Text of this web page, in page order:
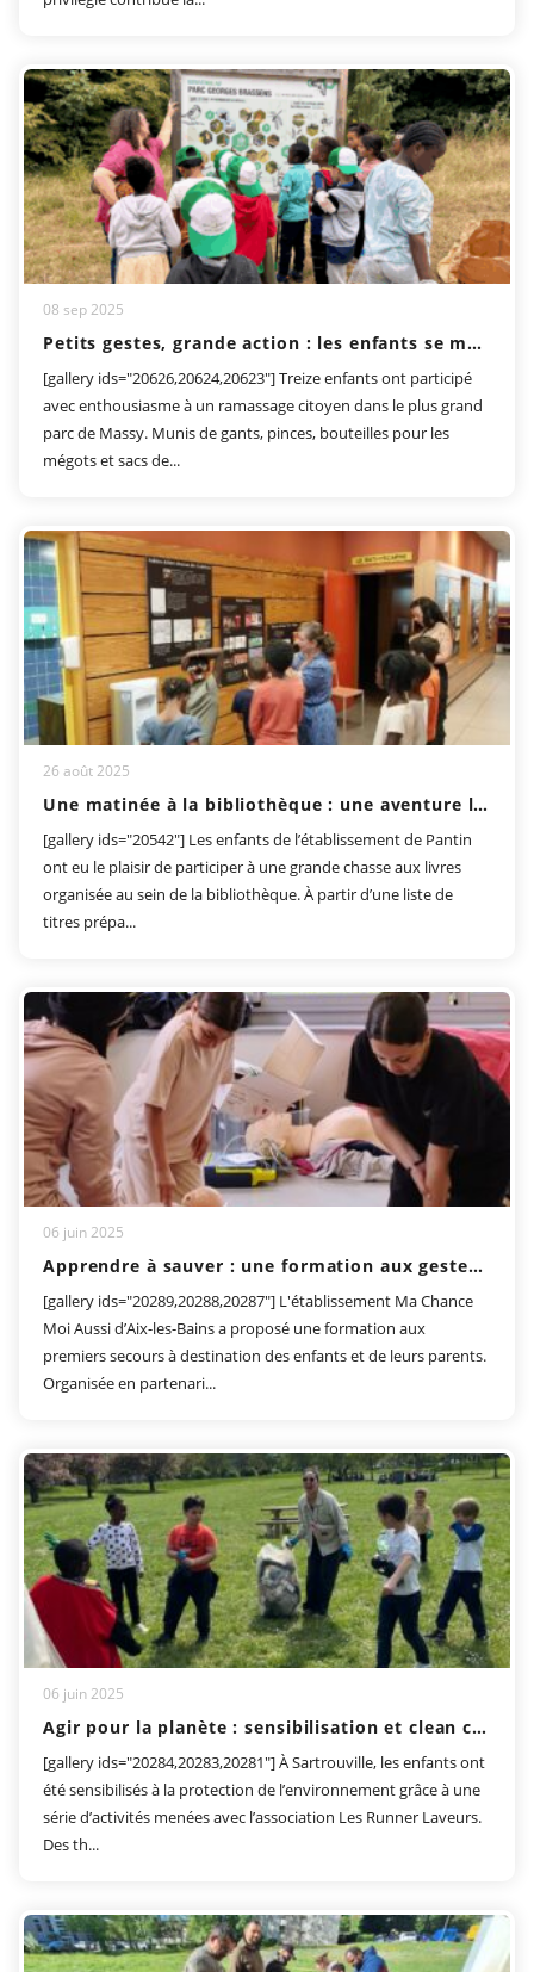
08 sep 2025
Petits gestes, grande action : les enfants se mobilisent pour la planète
[gallery ids="20626,20624,20623"] Treize enfants ont participé
avec enthousiasme à un ramassage citoyen dans le plus grand
parc de Massy. Munis de gants, pinces, bouteilles pour les
mégots et sacs de...
26 août 2025
Une matinée à la bibliothèque : une aventure ludique et culturelle
[gallery ids="20542"] Les enfants de l’établissement de Pantin
ont eu le plaisir de participer à une grande chasse aux livres
organisée au sein de la bibliothèque. À partir d’une liste de
titres prépa...
06 juin 2025
Apprendre à sauver : une formation aux gestes qui sauvent
[gallery ids="20289,20288,20287"] L'établissement Ma Chance
Moi Aussi d’Aix-les-Bains a proposé une formation aux
premiers secours à destination des enfants et de leurs parents.
Organisée en partenari...
06 juin 2025
Agir pour la planète : sensibilisation et clean challenge
[gallery ids="20284,20283,20281"] À Sartrouville, les enfants ont
été sensibilisés à la protection de l’environnement grâce à une
série d’activités menées avec l’association Les Runner Laveurs.
Des th...